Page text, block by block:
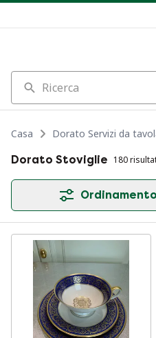
Ricerca
Casa Dorato Servizi da
Dorato Stoviglie 180